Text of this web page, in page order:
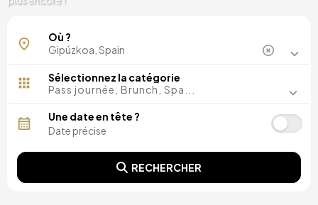
Bidania-Goiatz
Saint-Sébastien
Où ?
Sélectionnez la catégorie
Pass journée, Brunch, Spa...
Une date en tête ?
RECHERCHER